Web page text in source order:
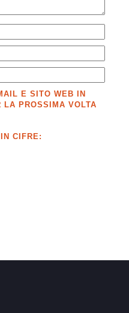
E SITO WEB IN
LA PROSSIMA VOLTA
CIFRE: